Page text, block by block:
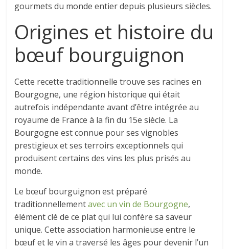
gourmets du monde entier depuis plusieurs siècles.
Origines et histoire du
bœuf bourguignon
Cette recette traditionnelle trouve ses racines en
Bourgogne, une région historique qui était
autrefois indépendante avant d’être intégrée au
royaume de France à la fin du 15e siècle. La
Bourgogne est connue pour ses vignobles
prestigieux et ses terroirs exceptionnels qui
produisent certains des vins les plus prisés au
monde.
Le bœuf bourguignon est préparé
traditionnellementavec un vin de Bourgogne,
élément clé de ce plat qui lui confère sa saveur
unique. Cette association harmonieuse entre le
bœuf et le vin a traversé les âges pour devenir l’un